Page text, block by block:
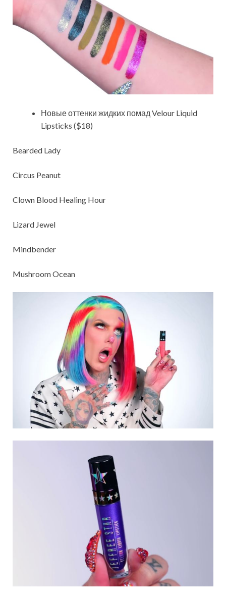
Новые оттенки жидких помад Velour Liquid
Lipsticks ($18)
Bearded Lady
Circus Peanut
Clown Blood Healing Hour
Lizard Jewel
Mindbender
Mushroom Ocean